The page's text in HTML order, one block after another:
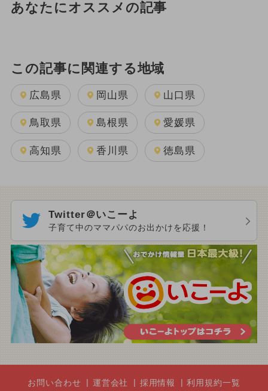
あなたにオススメの記事
この記事に関連する地域
広島県 岡山県 山口県
鳥取県 島根県 愛媛県
高知県 香川県 徳島県
Twitter＠いこーよ
子育て中のママパパのお出かけを応援！
お問い合わせ 運営会社 採用情報 利用規約一覧